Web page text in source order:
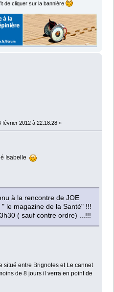
de cliquer sur la bannière
février 2012 à 22:18:28 »
Isabelle
à la rencontre de JOE
le magazine de la Santé" !!!
( sauf contre ordre) ...!!!
situé entre Brignoles et Le cannet
de 8 jours il verra en point de